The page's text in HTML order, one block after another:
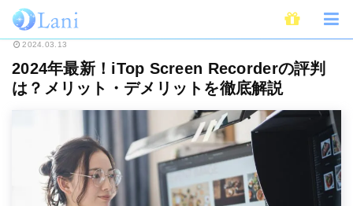
ホーム サービス 2024年最新！iTop Screen Recorderの評判は？メリット
2024.03.13
2024年最新！iTop Screen Recorderの評判
は？メリット・デメリットを徹底解説